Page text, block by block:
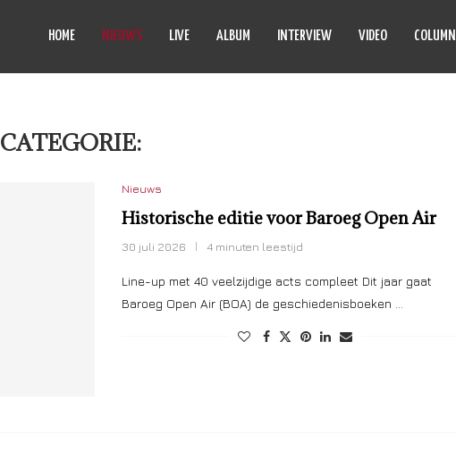
HOME NIEUWS LIVE ALBUM INTERVIEW VIDEO COLUMN
CATEGORIE:
Nieuws
Historische editie voor Baroeg Open Air
30 juli 2026 4 minuten leestijd
Line-up met 40 veelzijdige acts compleet Dit jaar gaat
Baroeg Open Air (BOA) de geschiedenisboeken …